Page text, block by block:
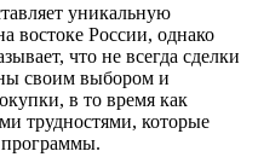
уникальную
востоке России, однако
что не всегда сделки
своим выбором и
в то время как
трудностями, которые
программы.